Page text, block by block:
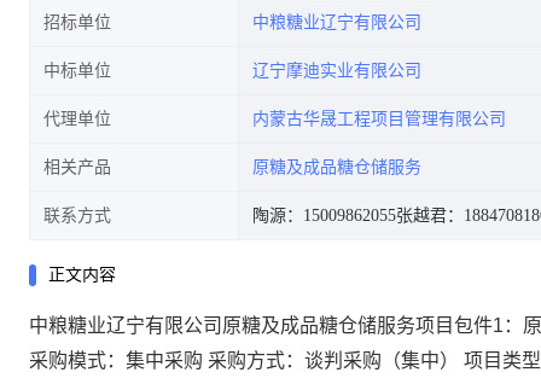
招标单位 中粮糖业辽宁有限公司
中标单位 辽宁摩迪实业有限公司
代理单位 内蒙古华晟工程项目管理有限公司
相关产品 原糖及成品糖仓储服务
联系方式 陶源：15009862055张越君：
正文内容
中粮糖业辽宁有限公司原糖及成品糖仓储服务项目包件1：
采购模式：集中采购 采购方式：谈判采购（集中）
项目类